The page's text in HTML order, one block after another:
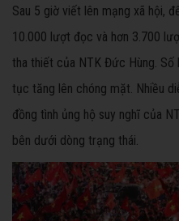
Sau 5 giờ viết lên mạng xã hội,
10.000 lượt đọc và hơn 3.700
tha thiết của NTK Đức Hùng.
tục tăng lên chóng mặt. Nhiều
đồng tình ủng hộ suy nghĩ của
bên dưới dòng trạng thái.